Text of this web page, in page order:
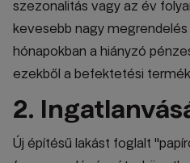
szezonalitás vagy az év
kevesebb nagy
hónapokban a hiányzó
ezekből a befektetési
2.
Új építésű lakást foglalt